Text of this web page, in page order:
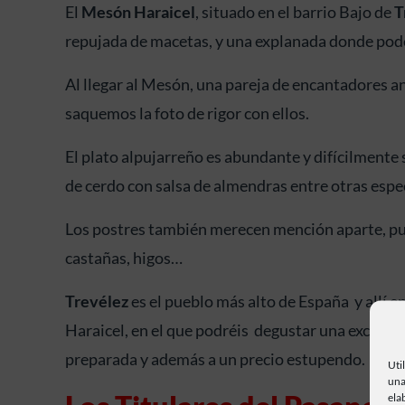
El Mesón Haraicel, situado en el barrio Bajo de
repujada de macetas, y una explanada donde
Al llegar al Mesón, una pareja de encantadores
saquemos la foto de rigor con ellos.
El plato alpujarreño es abundante y
de cerdo con salsa de almendras entre otras
Los postres también merecen mención aparte,
castañas, higos…
Trevélezes el pueblo más alto de España y allí
Haraicel, en el que podréis degustar una
preparada y además a un precio estupendo.